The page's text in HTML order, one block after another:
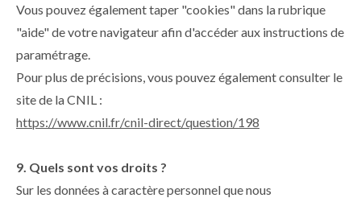
Vous pouvez également taper "cookies" dans la rubrique
"aide" de votre navigateur afin d'accéder aux instructions de
paramétrage.
Pour plus de précisions, vous pouvez également consulter le
site de la CNIL :
https://www.cnil.fr/cnil-direct/question/198
9. Quels sont vos droits ?
Sur les données à caractère personnel que nous